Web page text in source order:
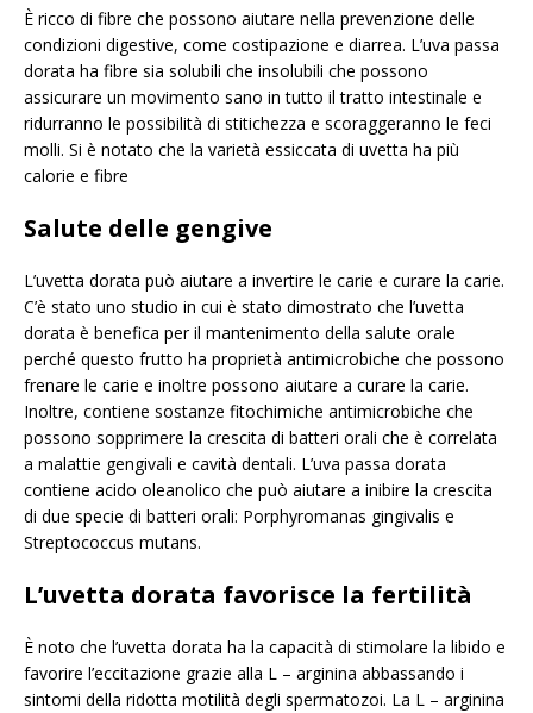
È ricco di fibre che possono aiutare nella prevenzione delle
condizioni digestive, come costipazione e diarrea. L’uva passa
dorata ha fibre sia solubili che insolubili che possono
assicurare un movimento sano in tutto il tratto intestinale e
ridurranno le possibilità di stitichezza e scoraggeranno le feci
molli. Si è notato che la varietà essiccata di uvetta ha più
calorie e fibre
Salute delle gengive
L’uvetta dorata può aiutare a invertire le carie e curare la carie.
C’è stato uno studio in cui è stato dimostrato che l’uvetta
dorata è benefica per il mantenimento della salute orale
perché questo frutto ha proprietà antimicrobiche che possono
frenare le carie e inoltre possono aiutare a curare la carie.
Inoltre, contiene sostanze fitochimiche antimicrobiche che
possono sopprimere la crescita di batteri orali che è correlata
a malattie gengivali e cavità dentali. L’uva passa dorata
contiene acido oleanolico che può aiutare a inibire la crescita
di due specie di batteri orali: Porphyromanas gingivalis e
Streptococcus mutans.
L’uvetta dorata favorisce la fertilità
È noto che l’uvetta dorata ha la capacità di stimolare la libido e
favorire l’eccitazione grazie alla L – arginina abbassando i
sintomi della ridotta motilità degli spermatozoi. La L – arginina